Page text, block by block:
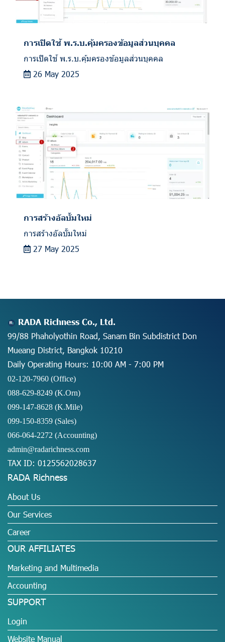
การเปิดใช้ พ.ร.บ.คุ้มครองข้อมูลส่วนบุคคล
การเปิดใช้ พ.ร.บ.คุ้มครองข้อมูลส่วนบุคคล
26 May 2025
การสร้างอัลบั้มใหม่
การสร้างอัลบั้มใหม่
27 May 2025
RADA Richness Co., Ltd.
99/88 Phaholyothin Road, Sanam Bin Subdistrict Don
Mueang District, Bangkok 10210
Daily Operating Hours: 10:00 AM - 7:00 PM
02-120-7960 (Office)
088-629-8249 (K.Orn)
099-147-8628 (K.Mile)
099-150-8359 (Sales)
066-064-2272 (Accounting)
admin@radarichness.com
TAX ID: 0125562028637
RADA Richness
About Us
Our Services
Career
OUR AFFILIATES
Marketing and Multimedia
Accounting
SUPPORT
Login
Website Manual